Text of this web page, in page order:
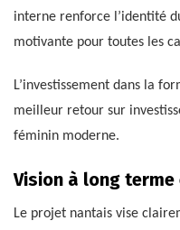
interne renforce l’identité
motivante pour toutes les
L’investissement dans la
meilleur retour sur
féminin moderne.
Vision à long
Le projet nantais vise